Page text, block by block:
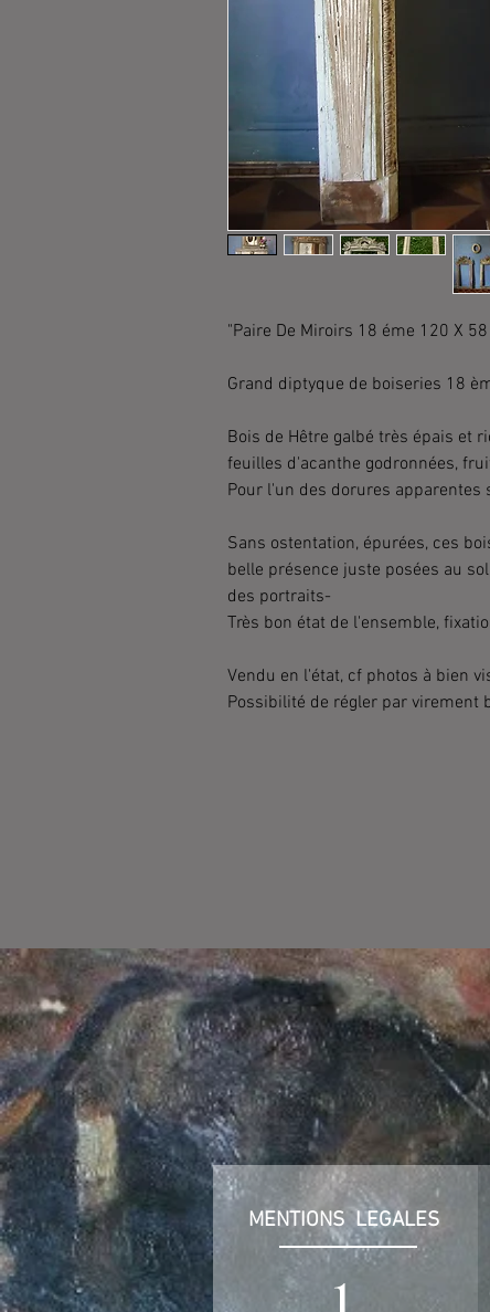
"Paire De Miroirs 18 éme 120 X
Grand diptyque de boiseries 18
Bois de Hêtre galbé très épais et
feuilles d'acanthe godronnées,
Pour l'un des dorures
Sans ostentation, épurées, ces
belle présence juste posées au
des portraits-
Très bon état de l'ensemble,
Vendu en l'état, cf photos à bien
Possibilité de régler par virement
MENTIONS LEGALES